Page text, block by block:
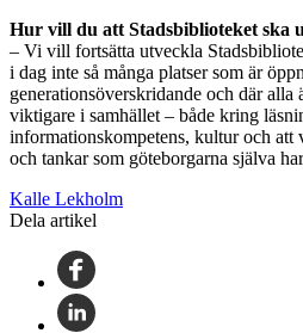
Hur vill du att Stadsbiblioteket ska
– Vi vill fortsätta utveckla
i dag inte så många platser som är
generationsöverskridande och där
viktigare i samhället – både kring
informationskompetens, kultur och att
och tankar som göteborgarna själva
Kalle Lekholm
Dela artikel